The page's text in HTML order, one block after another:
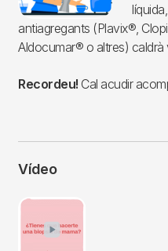
antiagregants (Plavix®,
Aldocumar® o altres) caldrà
Recordeu! Cal acudir
Vídeo
Imagen